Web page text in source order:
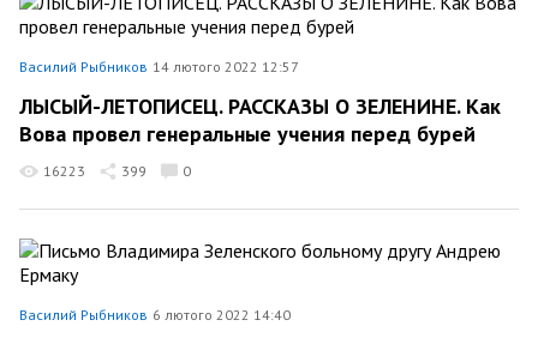
Василий Рыбников 14 лютого 2022 12:57
ЛЫСЫЙ-ЛЕТОПИСЕЦ. РАССКАЗЫ О ЗЕЛЕНИНЕ. Как
Вова провел генеральные учения перед бурей
16223 399 0
Василий Рыбников 6 лютого 2022 14:40